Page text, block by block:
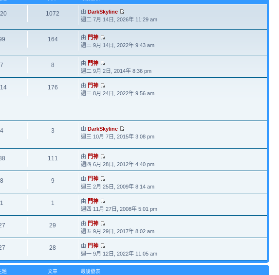
1072 由DarkSkyline
週二 7月 14日, 2026年 11:29 am
164 由 門神
週三 9月 14日, 2022年 9:43 am
7 8 由 門神
週二 9月 2日, 2014年 8:36 pm
176 由 門神
週三 8月 24日, 2022年 9:56 am
4 3 由DarkSkyline
週三 10月 7日, 2015年 3:08 pm
111 由 門神
週四 6月 28日, 2012年 4:40 pm
8 9 由 門神
週三 2月 25日, 2009年 8:14 am
1 1 由 門神
週四 11月 27日, 2008年 5:01 pm
29 由 門神
週五 9月 29日, 2017年 8:02 am
28 由 門神
週一 9月 12日, 2022年 11:05 am
題 文章 最後發表